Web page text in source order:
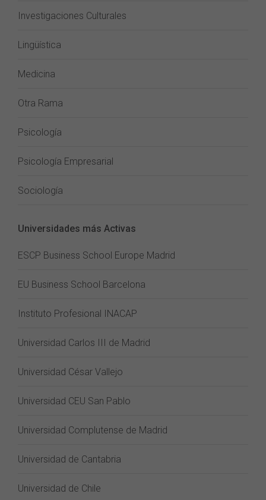
Investigaciones Culturales
Lingüística
Medicina
Otra Rama
Psicología
Psicología Empresarial
Sociología
Universidades más Activas
ESCP Business School Europe Madrid
EU Business School Barcelona
Instituto Profesional INACAP
Universidad Carlos III de Madrid
Universidad César Vallejo
Universidad CEU San Pablo
Universidad Complutense de Madrid
Universidad de Cantabria
Universidad de Chile